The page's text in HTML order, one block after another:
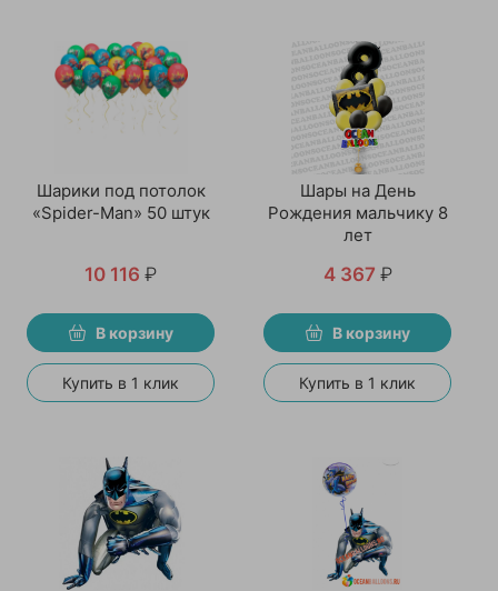
Шарики под потолок
«Spider-Man» 50 штук
10 116 ₽
В корзину
Купить в 1 клик
Шары на День
Рождения мальчику 8
лет
4 367 ₽
В корзину
Купить в 1 клик